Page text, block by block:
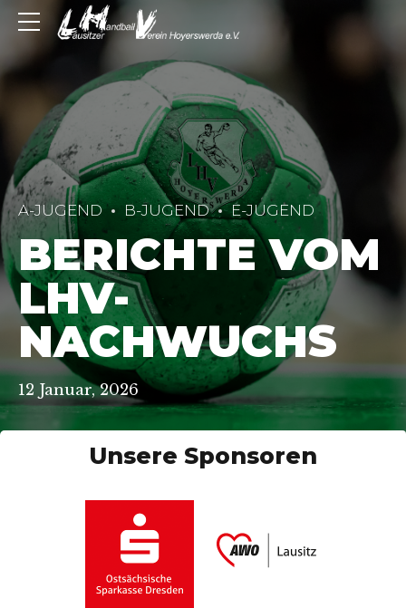
A-JUGEND B-JUGEND E-JUGEND
BERICHTE VOM
LHV-
NACHWUCHS
12 Januar, 2026
Unsere Sponsoren